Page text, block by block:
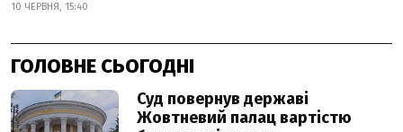
10 ЧЕРВНЯ, 15:40
ГОЛОВНЕ СЬОГОДНІ
Суд повернув державі
Жовтневий палац вартістю